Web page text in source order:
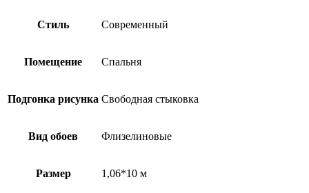
Стиль Современный
Помещение Спальня
Подгонка рисунка Свободная стыковка
Вид обоев Флизелиновые
Размер 1,06*10 м